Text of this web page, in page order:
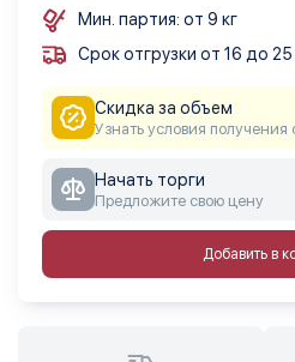
Мин. партия: от 9 кг
Срок отгрузки от 16 до
Скидка за объем
Узнать условия получения
Начать торги
Предложите свою цену
Добавить в